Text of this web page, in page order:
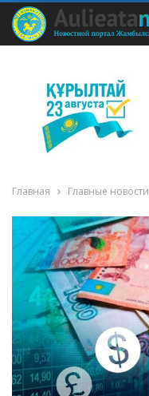
Главная Главные новости